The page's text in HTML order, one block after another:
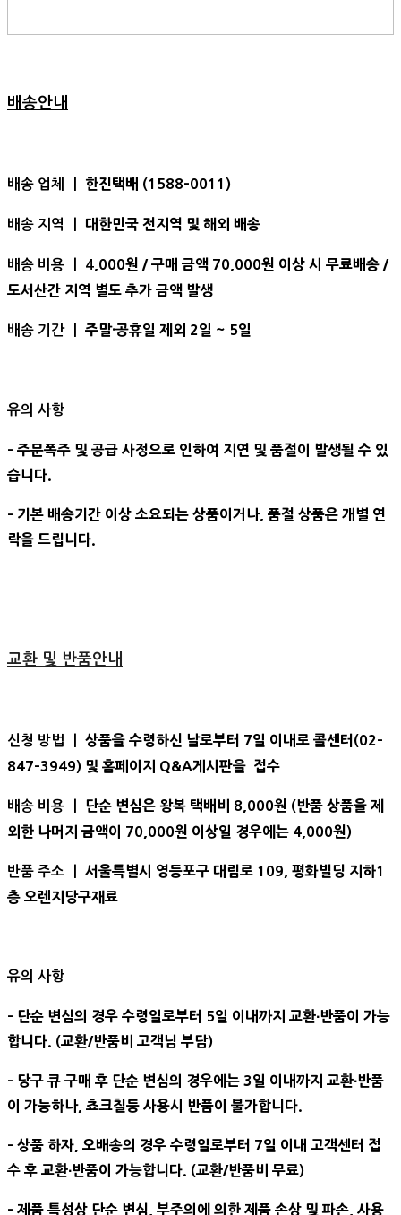
배송안내
배송 업체 ㅣ 한진택배 (1588-0011)
배송 지역 ㅣ 대한민국 전지역 및 해외 배송
배송 비용 ㅣ 4 ,000원 / 구매 금액 70,000원 이상 시 무료배송 /
도서산간 지역 별도 추가 금액 발생
배송 기간 ㅣ 주말·공휴일 제외 2일 ~ 5일
유의 사항
- 주문폭주 및 공급 사정으로 인하여 지연 및 품절이 발생될 수 있
습니다.
- 기본 배송기간 이상 소요되는 상품이거나, 품절 상품은 개별 연
락을 드립니다.
교환 및 반품안내
신청 방법 ㅣ 상품을 수령하신 날로부터 7일 이내로 콜센터(02-
847-3949) 및 홈페이지 Q&A게시판을 접수
배송 비용 ㅣ
단순 변심은 왕복 택배비 8,000원 (반품 상품을 제
외한 나머지 금액이 70,000원 이상일 경우에는 4,000원)
반품 주소 ㅣ 서울특별시 영등포구 대림로 109, 평화빌딩 지하1
층 오렌지당구재료
유의 사항
- 단순 변심의 경우 수령일로부터 5일 이내까지 교환∙반품이 가능
합니다. (교환/반품비 고객님 부담)
- 당구 큐 구매 후 단순 변심의 경우에는 3일 이내까지 교환∙반품
이 가능하나, 쵸크칠등 사용시 반품이 불가합니다.
- 상품 하자, 오배송의 경우 수령일로부터 7일 이내 고객센터 접
수 후 교환∙반품이 가능합니다. (교환/반품비 무료)
- 제품 특성상 단순 변심, 부주의에 의한 제품 손상 및 파손, 사용